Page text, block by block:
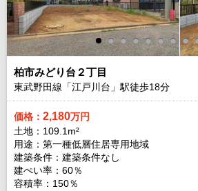
柏市みどり台２丁目
東武野田線「江戸川台」駅徒歩18分
価格： 2,180万円
土地：109.1m²
用途：第一種低層住居専用地域
建築条件： 建築条件なし
建ぺい率：60％
容積率：150％